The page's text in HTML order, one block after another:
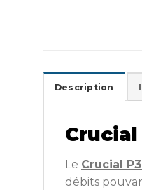
Description
Crucial
Le Crucial
débits